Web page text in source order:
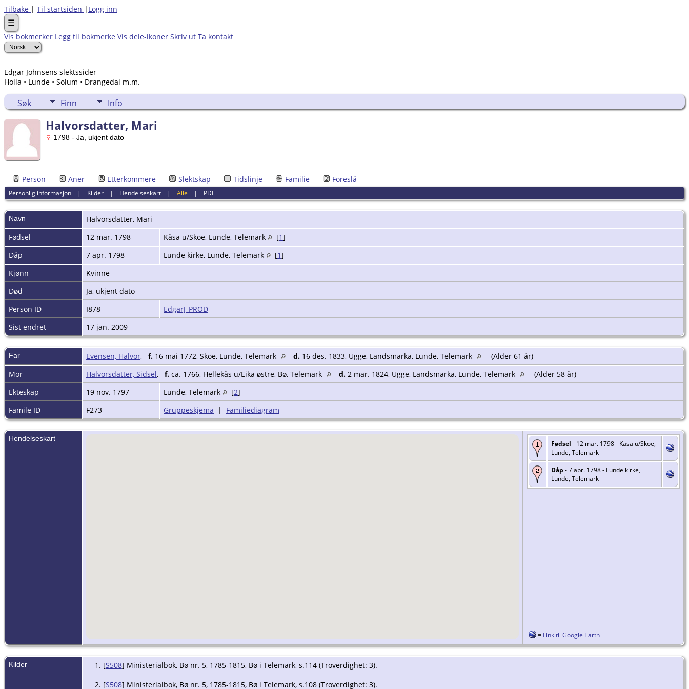
Tilbake | Til startsiden | Logg inn
☰
Vis bokmerker Legg til bokmerke Vis dele-ikoner Skriv ut Ta kontakt
Edgar Johnsens slektssider
Holla • Lunde • Solum • Drangedal m.m.
Søk Finn Info
Halvorsdatter, Mari
1798 - Ja, ukjent dato
Person Aner Etterkommere Slektskap Tidslinje Familie Foreslå
Personlig informasjon | Kilder | Hendelseskart |Alle | PDF
Navn Halvorsdatter, Mari
Fødsel
12 mar. 1798 Kåsa u/Skoe, Lunde, Telemark [1]
Dåp
7 apr. 1798 Lunde kirke, Lunde, Telemark [1]
Kjønn
Kvinne
Død
Ja, ukjent dato
Person ID
I878
EdgarJ_PROD
Sist endret
17 jan. 2009
Far Evensen, Halvor, f. 16 mai 1772, Skoe, Lunde, Telemark d. 16 des. 1833, Ugge, Landsmarka, Lunde, Telemark
(Alder 61 år)
Mor
Halvorsdatter, Sidsel, f. ca. 1766, Hellekås u/Eika østre, Bø, Telemark d. 2 mar. 1824, Ugge, Landsmarka, Lunde, Telemark
(Alder 58 år)
Ekteskap
19 nov. 1797 Lunde, Telemark [2]
Famile ID
F273 Gruppeskjema | Familiediagram
Hendelseskart
Fødsel - 12 mar. 1798 - Kåsa u/Skoe,
Lunde, Telemark
Dåp - 7 apr. 1798 - Lunde kirke,
Lunde, Telemark
= Link til Google Earth
Kilder [S508] Ministerialbok, Bø nr. 5, 1785-1815, Bø i Telemark, s.114 (Troverdighet: 3).
[S508] Ministerialbok, Bø nr. 5, 1785-1815, Bø i Telemark, s.108 (Troverdighet: 3).